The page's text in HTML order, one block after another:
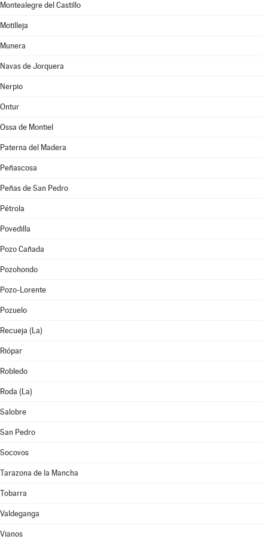
Montealegre del Castillo
Motilleja
Munera
Navas de Jorquera
Nerpio
Ontur
Ossa de Montiel
Paterna del Madera
Peñascosa
Peñas de San Pedro
Pétrola
Povedilla
Pozo Cañada
Pozohondo
Pozo-Lorente
Pozuelo
Recueja (La)
Riópar
Robledo
Roda (La)
Salobre
San Pedro
Socovos
Tarazona de la Mancha
Tobarra
Valdeganga
Vianos